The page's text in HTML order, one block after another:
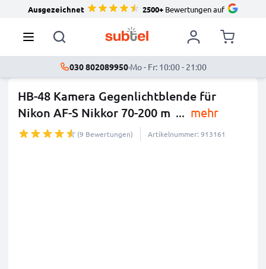
Ausgezeichnet 2500+Bewertungen auf
030 802089950·Mo - Fr: 10:00 - 21:00
HB-48 Kamera Gegenlichtblende für
Nikon AF-S Nikkor 70-200 m ... mehr
(9 Bewertungen) Artikelnummer: 913161